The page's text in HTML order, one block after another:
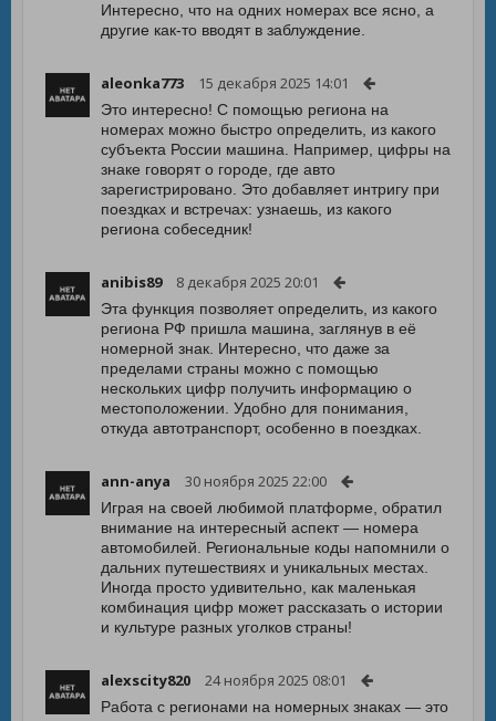
Интересно, что на одних номерах все ясно, а
другие как-то вводят в заблуждение.
aleonka773 15 декабря 2025 14:01
Это интересно! С помощью региона на
номерах можно быстро определить, из какого
субъекта России машина. Например, цифры на
знаке говорят о городе, где авто
зарегистрировано. Это добавляет интригу при
поездках и встречах: узнаешь, из какого
региона собеседник!
anibis89 8 декабря 2025 20:01
Эта функция позволяет определить, из какого
региона РФ пришла машина, заглянув в её
номерной знак. Интересно, что даже за
пределами страны можно с помощью
нескольких цифр получить информацию о
местоположении. Удобно для понимания,
откуда автотранспорт, особенно в поездках.
ann-anya 30 ноября 2025 22:00
Играя на своей любимой платформе, обратил
внимание на интересный аспект — номера
автомобилей. Региональные коды напомнили о
дальних путешествиях и уникальных местах.
Иногда просто удивительно, как маленькая
комбинация цифр может рассказать о истории
и культуре разных уголков страны!
alexscity820 24 ноября 2025 08:01
Работа с регионами на номерных знаках — это